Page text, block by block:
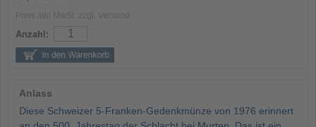
Anzahl:
Anlass
Diese Schweizer 5-Franken-Gedenkmünze von 1976 erinnert